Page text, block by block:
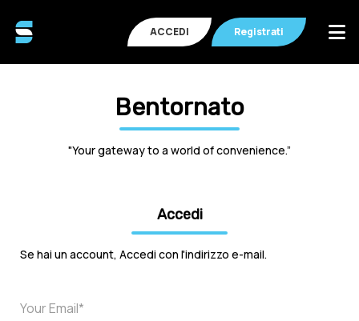
ACCEDI Registrati
Bentornato
"Your gateway to a world of convenience.”
Accedi
Se hai un account, Accedi con l'indirizzo e-mail.